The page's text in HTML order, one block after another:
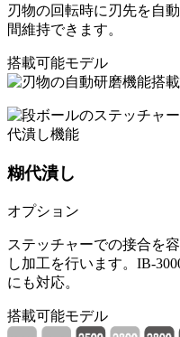
刃物の回転時に刃先を自
間維持できます。
搭載可能モデル
糊代潰し
オプション
ステッチャーでの接合を
し加工を行います。IB-
にも対応。
搭載可能モデル